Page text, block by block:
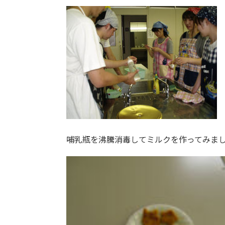
哺乳瓶を沸騰消毒してミルクを作ってみま